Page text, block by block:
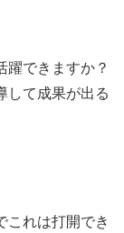
躍できますか？
して成果が出る
これは打開でき